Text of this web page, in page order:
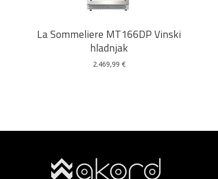
La Sommeliere MT166DP Vinski
hladnjak
2.469,99 €